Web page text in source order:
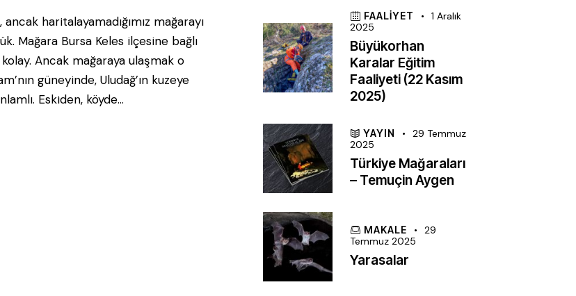
haritalayamadığımız mağarayı
Mağara Bursa Keles ilçesine bağlı
Ancak mağaraya ulaşmak o
güneyinde, Uludağ’ın kuzeye
Eskiden, köyde…
FAALIYET
1 Aralık
2025
Büyükorhan
Karalar Eğitim
Faaliyeti (22 Kasım
2025)
YAYIN
29 Temmuz
2025
Türkiye Mağaraları
– Temuçin Aygen
MAKALE
29
Temmuz 2025
Yarasalar